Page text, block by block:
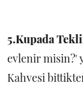
5.Kupada
evlenir misin?'
Kahvesi